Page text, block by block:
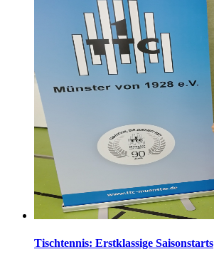
Tischtennis: Erstklassige Saisonstarts